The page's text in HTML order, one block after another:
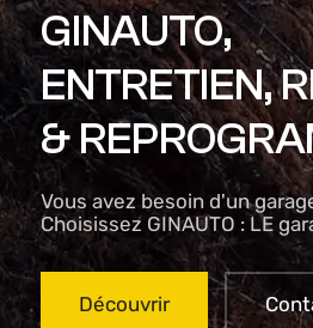
GINAUTO,
ENTRETIEN,
&
Vous avez besoin d'un
Choisissez GINAUTO : LE
Découvrir